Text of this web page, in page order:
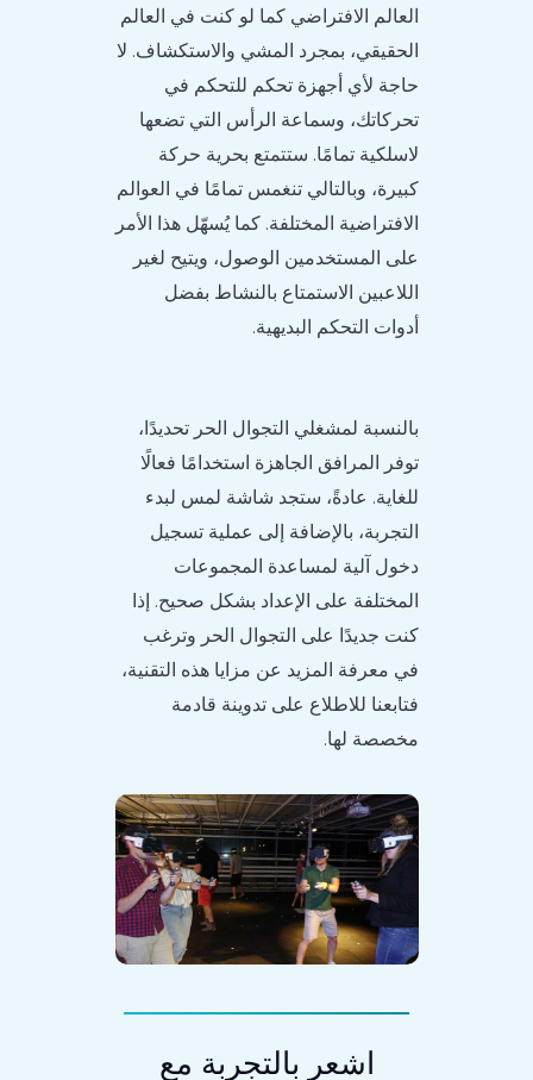
العالم الافتراضي كما لو كنت في العالم
الحقيقي، بمجرد المشي والاستكشاف. لا
حاجة لأي أجهزة تحكم للتحكم في
تحركاتك، وسماعة الرأس التي تضعها
لاسلكية تمامًا. ستتمتع بحرية حركة
كبيرة، وبالتالي تنغمس تمامًا في العوالم
الافتراضية المختلفة. كما يُسهّل هذا الأمر
على المستخدمين الوصول، ويتيح لغير
اللاعبين الاستمتاع بالنشاط بفضل
أدوات التحكم البديهية.
بالنسبة لمشغلي التجوال الحر تحديدًا،
توفر المرافق الجاهزة استخدامًا فعالًا
للغاية. عادةً، ستجد شاشة لمس لبدء
التجربة، بالإضافة إلى عملية تسجيل
دخول آلية لمساعدة المجموعات
المختلفة على الإعداد بشكل صحيح. إذا
كنت جديدًا على التجوال الحر وترغب
في معرفة المزيد عن مزايا هذه التقنية،
فتابعنا للاطلاع على تدوينة قادمة
مخصصة لها.
اشعر بالتجربة مع